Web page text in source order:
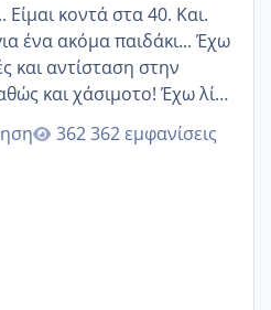
κοντά στα 40. Και.
ακόμα παιδάκι... Έχω
και αντίσταση στην
και χάσιμοτο! Έχω λίγα
και όσο κ αν προσπαθώ
για ακόμη
362 εμφανίσεις